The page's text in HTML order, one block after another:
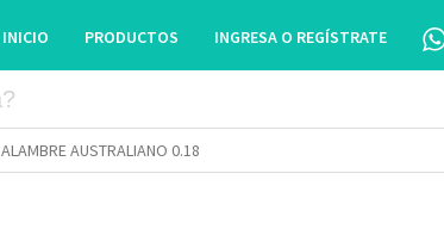
INICIO PRODUCTOS INGRESA O REGÍSTRATE
ALAMBRE AUSTRALIANO 0.18